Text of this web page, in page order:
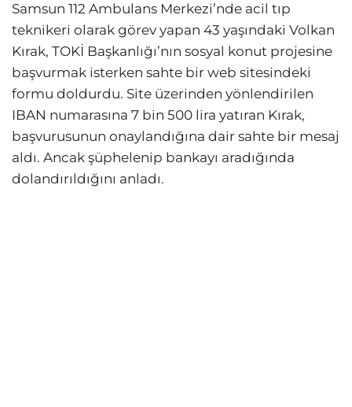
Samsun 112 Ambulans Merkezi’nde acil tıp
teknikeri olarak görev yapan 43 yaşındaki Volkan
Kırak, TOKİ Başkanlığı’nın sosyal konut projesine
başvurmak isterken sahte bir web sitesindeki
formu doldurdu. Site üzerinden yönlendirilen
IBAN numarasına 7 bin 500 lira yatıran Kırak,
başvurusunun onaylandığına dair sahte bir mesaj
aldı. Ancak şüphelenip bankayı aradığında
dolandırıldığını anladı.